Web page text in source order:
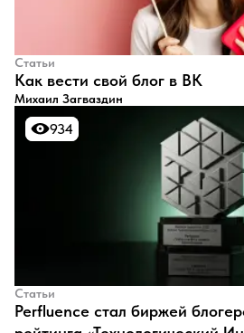
Статьи
​Как вести свой блог в ВК
Михаил Загваздин
934
934
Статьи
Perfluence стал биржей